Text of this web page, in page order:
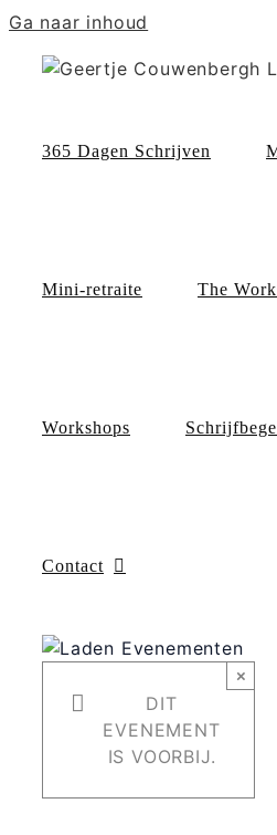
Ga naar inhoud
365 Dagen Schrijven
Mini-retraite The
Workshops
Contact
DIT
EVENEMENT
IS VOORBIJ.
×